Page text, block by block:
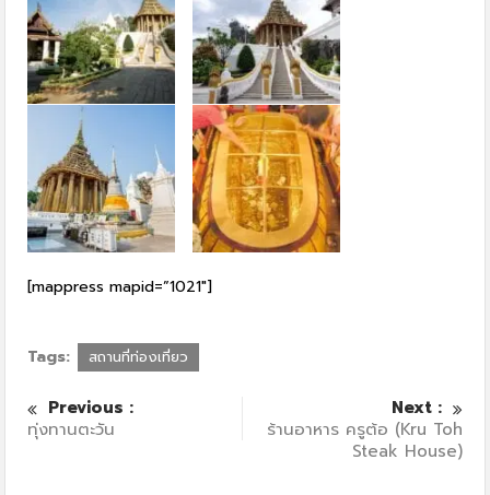
[mappress mapid=”1021″]
Tags: สถานที่ท่องเที่ยว
Previous :
ทุ่งทานตะวัน
Next :
ร้านอาหาร ครูต้อ (Kru Toh
Steak House)